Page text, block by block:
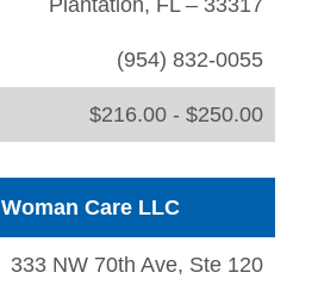
Plantation, FL – 33317
(954) 832-0055
$216.00 - $250.00
Care LLC
333 NW 70th Ave, Ste 120